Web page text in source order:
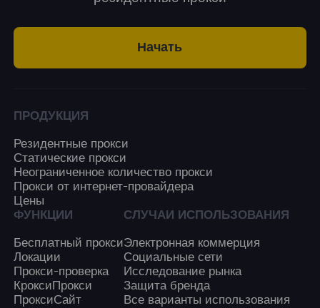
Начать
ПРОДУКЦИЯ
Резидентные прокси
Статические прокси
Неограниченное количество прокси
Прокси от интернет-провайдера
Цены
ФУНКЦИИ
Бесплатный прокси
Локации
Прокси-проверка
КроксиПрокси
ПроксиСайт
СЛУЧАИ ИСПОЛЬЗОВАНИЯ
Электронная коммерция
Социальные сети
Исследование рынка
Защита бренда
Все варианты использования